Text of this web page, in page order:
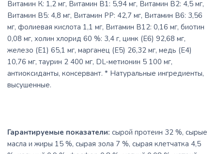
Витамин К: 1,2 мг, Витамин В1: 5,94 мг, Витамин В2: 4,5 мг,
Витамин В5: 4,8 мг, Витамин РР: 42,7 мг, Витамин В6: 3,56
мг, фолиевая кислота 1,1 мг, Витамин В12: 0,16 мг, биотин
0,08 мг, холин хлорид 60 %: 3,4 г, цинк (Е6) 92,68 мг,
железо (Е1) 65,1 мг, марганец (Е5) 26,32 мг, медь (Е4)
10,76 мг, таурин 2 400 мг, DL-метионин 5 100 мг,
антиоксиданты, консервант. * Натуральные ингредиенты,
высушенные.
Гарантируемые показатели: сырой протеин 32 %, сырые
масла и жиры 15 %, сырая зола 7 %, сырая клетчатка 4,5